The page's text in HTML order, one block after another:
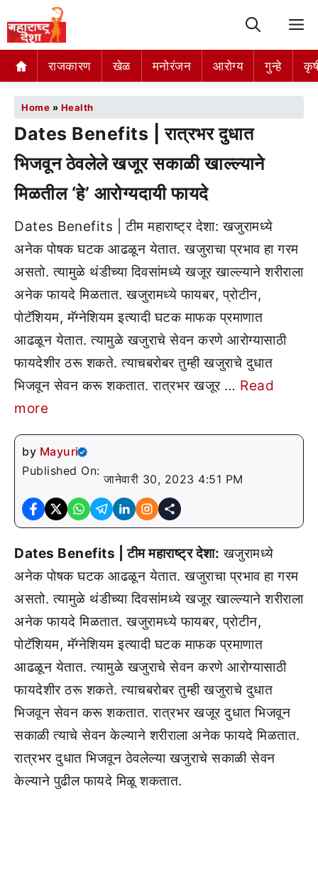
राजकारण खेळ मनोरंजन आरोग्य गुन्हे
Home » Health
Dates Benefits | रात्रभर दुधात
भिजवून ठेवलेले खजूर सकाळी खाल्ल्याने
मिळतील ‘हे’ आरोग्यदायी फायदे
Dates Benefits | टीम महाराष्ट्र देशा: खजुरामध्ये
अनेक पोषक घटक आढळून येतात. खजुराचा प्रभाव हा गरम
असतो. त्यामुळे थंडीच्या दिवसांमध्ये खजूर खाल्ल्याने शरीराला
अनेक फायदे मिळतात. खजुरामध्ये फायबर, प्रोटीन,
पोटॅशियम, मॅग्नेशियम इत्यादी घटक माफक प्रमाणात
आढळून येतात. त्यामुळे खजुराचे सेवन करणे आरोग्यासाठी
फायदेशीर ठरू शकते. त्याचबरोबर तुम्ही खजुराचे दुधात
भिजवून सेवन करू शकतात. रात्रभर खजूर … Read
more
by Mayuri
Published On:
जानेवारी 30, 2023 4:51 PM
Dates Benefits | टीम महाराष्ट्र देशा: खजुरामध्ये
अनेक पोषक घटक आढळून येतात. खजुराचा प्रभाव हा गरम
असतो. त्यामुळे थंडीच्या दिवसांमध्ये खजूर खाल्ल्याने शरीराला
अनेक फायदे मिळतात. खजुरामध्ये फायबर, प्रोटीन,
पोटॅशियम, मॅग्नेशियम इत्यादी घटक माफक प्रमाणात
आढळून येतात. त्यामुळे खजुराचे सेवन करणे आरोग्यासाठी
फायदेशीर ठरू शकते. त्याचबरोबर तुम्ही खजुराचे दुधात
भिजवून सेवन करू शकतात. रात्रभर खजूर दुधात भिजवून
सकाळी त्याचे सेवन केल्याने शरीराला अनेक फायदे मिळतात.
रात्रभर दुधात भिजवून ठेवलेल्या खजुराचे सकाळी सेवन
केल्याने पुढील फायदे मिळू शकतात.